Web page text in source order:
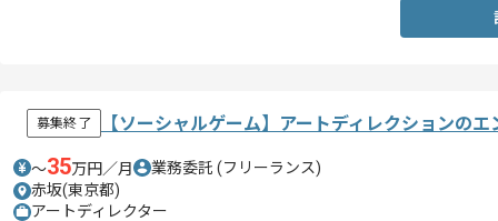
募集終了 【ソーシャルゲーム】アートディレクションの
〜35万円／月 業務委託 (フリーランス)
赤坂(東京都)
アートディレクター